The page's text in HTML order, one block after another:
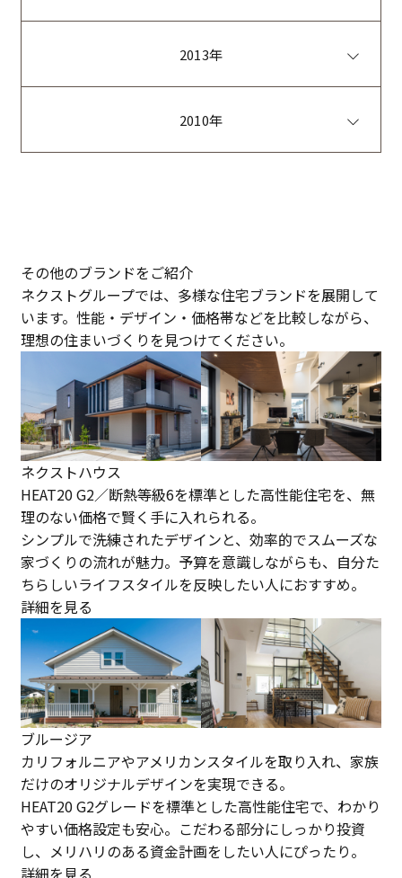
2013年
2010年
その他のブランドをご紹介
ネクストグループでは、多様な住宅ブランドを展開して
います。性能・デザイン・価格帯などを比較しながら、
理想の住まいづくりを見つけてください。
ネクストハウス
HEAT20 G2／断熱等級6を標準とした高性能住宅を、無
理のない価格で賢く手に入れられる。
シンプルで洗練されたデザインと、効率的でスムーズな
家づくりの流れが魅力。予算を意識しながらも、自分た
ちらしいライフスタイルを反映したい人におすすめ。
詳細を見る
ブルージア
カリフォルニアやアメリカンスタイルを取り入れ、家族
だけのオリジナルデザインを実現できる。
HEAT20 G2グレードを標準とした高性能住宅で、わかり
やすい価格設定も安心。こだわる部分にしっかり投資
し、メリハリのある資金計画をしたい人にぴったり。